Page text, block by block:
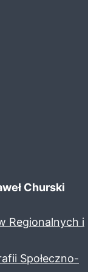
Churski
Regionalnych i
Społeczno-